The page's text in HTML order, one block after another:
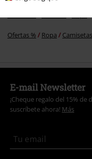
Ofertas % Ropa
E-mail Newsletter
¡Cheque regalo del 15% de
suscríbete ahora! Más